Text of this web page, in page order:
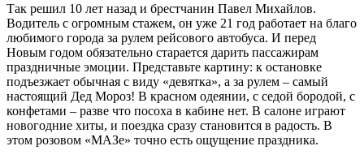
Так решил 10 лет назад и брестчанин Павел Михайлов.
Водитель с огромным стажем, он уже 21 год работает на благо
любимого города за рулем рейсового автобуса. И перед
Новым годом обязательно старается дарить пассажирам
праздничные эмоции. Представьте картину: к остановке
подъезжает обычная с виду «девятка», а за рулем – самый
настоящий Дед Мороз! В красном одеянии, с седой бородой, с
конфетами – разве что посоха в кабине нет. В салоне играют
новогодние хиты, и поездка сразу становится в радость. В
этом розовом «МАЗе» точно есть ощущение праздника.